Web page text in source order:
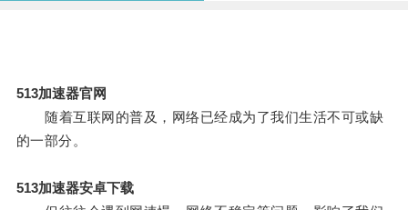
513加速器官网
随着互联网的普及，网络已经成为了我们生活不可或缺
的一部分。
513加速器安卓下载